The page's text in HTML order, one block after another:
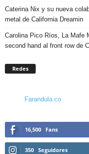
Caterina Nix y su nueva
metal de California Dreamin
Carolina Pico Ríos, La Mafe
second hand al front row de
Redes
Farandula.co
16,500 Fans
350 Seguidores